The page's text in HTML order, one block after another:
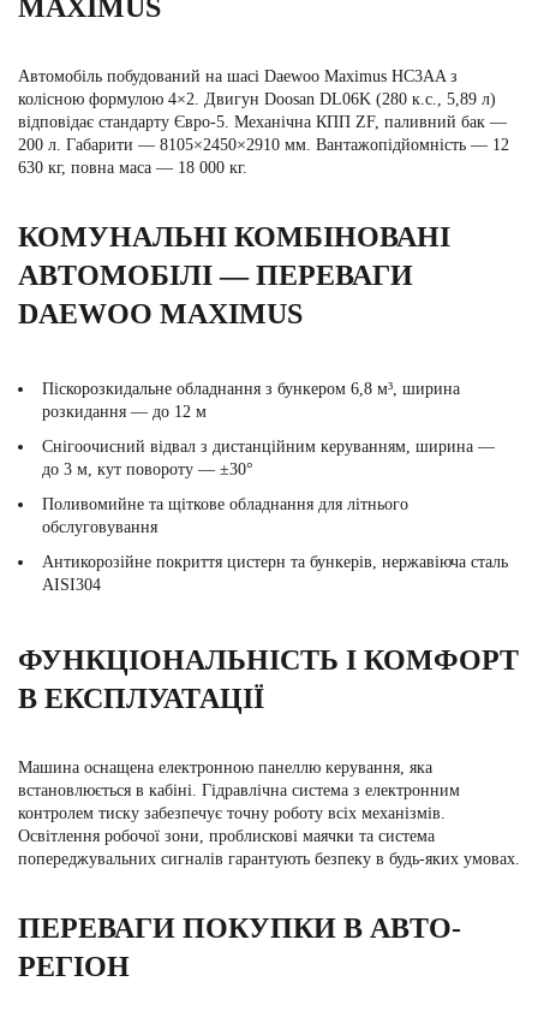
MAXIMUS
Автомобіль побудований на шасі Daewoo Maximus HC3AA з
колісною формулою 4×2. Двигун Doosan DL06K (280 к.с., 5,89 л)
відповідає стандарту Євро-5. Механічна КПП ZF, паливний бак —
200 л. Габарити — 8105×2450×2910 мм. Вантажопідйомність — 12
630 кг, повна маса — 18 000 кг.
КОМУНАЛЬНІ КОМБІНОВАНІ
АВТОМОБІЛІ — ПЕРЕВАГИ
DAEWOO MAXIMUS
Піскорозкидальне обладнання з бункером 6,8 м³, ширина
розкидання — до 12 м
Снігоочисний відвал з дистанційним керуванням, ширина —
до 3 м, кут повороту — ±30°
Поливомийне та щіткове обладнання для літнього
обслуговування
Антикорозійне покриття цистерн та бункерів, нержавіюча сталь
AISI304
ФУНКЦІОНАЛЬНІСТЬ І КОМФОРТ
В ЕКСПЛУАТАЦІЇ
Машина оснащена електронною панеллю керування, яка
встановлюється в кабіні. Гідравлічна система з електронним
контролем тиску забезпечує точну роботу всіх механізмів.
Освітлення робочої зони, проблискові маячки та система
попереджувальних сигналів гарантують безпеку в будь-яких умовах.
ПЕРЕВАГИ ПОКУПКИ В АВТО-
РЕГІОН